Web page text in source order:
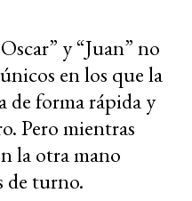
y “Juan” no
en los que la
de forma rápida y
Pero mientras
la otra mano
de turno.